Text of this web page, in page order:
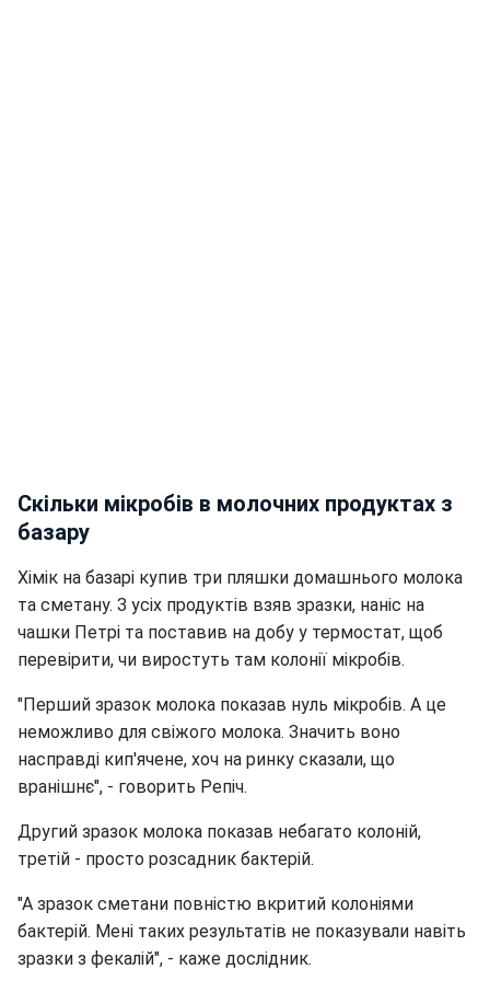
Скільки мікробів в молочних продуктах з
базару
Хімік на базарі купив три пляшки домашнього молока
та сметану. З усіх продуктів взяв зразки, наніс на
чашки Петрі та поставив на добу у термостат, щоб
перевірити, чи виростуть там колонії мікробів.
"Перший зразок молока показав нуль мікробів. А це
неможливо для свіжого молока. Значить воно
насправді кип'ячене, хоч на ринку сказали, що
вранішнє", - говорить Репіч.
Другий зразок молока показав небагато колоній,
третій - просто розсадник бактерій.
"А зразок сметани повністю вкритий колоніями
бактерій. Мені таких результатів не показували навіть
зразки з фекалій", - каже дослідник.